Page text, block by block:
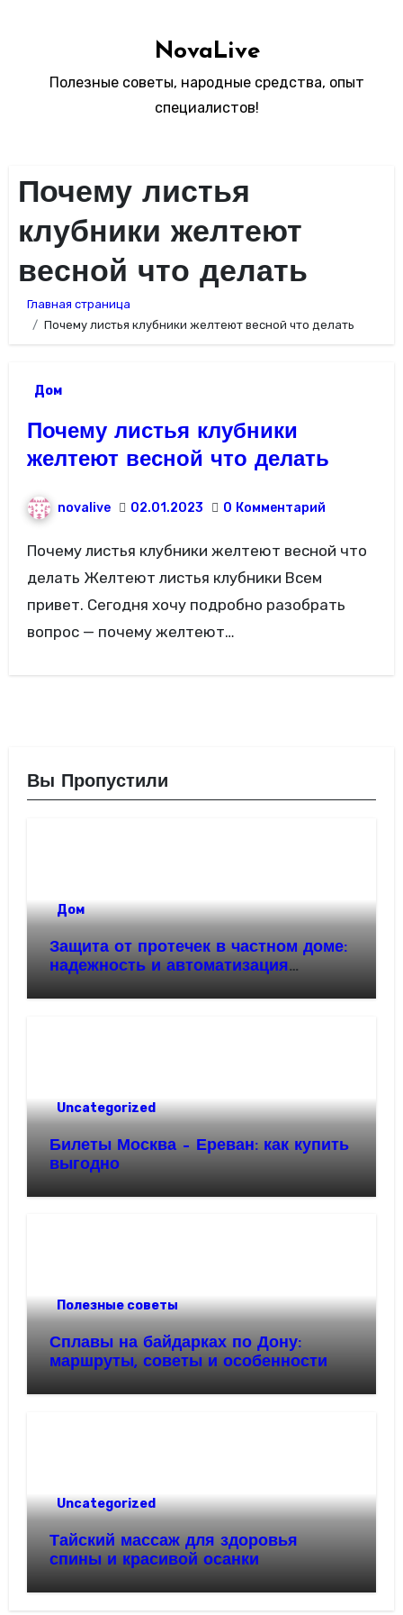
NovaLive
Полезные советы, народные средства, опыт
специалистов!
Почему листья
клубники желтеют
весной что делать
Главная страница
Почему листья клубники желтеют весной что делать
Дом
Почему листья клубники
желтеют весной что делать
novalive 02.01.2023 0 Комментарий
Почему листья клубники желтеют весной что
делать Желтеют листья клубники Всем
привет. Сегодня хочу подробно разобрать
вопрос — почему желтеют…
Вы Пропустили
Дом
Защита от протечек в частном доме:
надежность и автоматизация
Uncategorized
Билеты Москва – Ереван: как купить
выгодно
Полезные советы
Сплавы на байдарках по Дону:
маршруты, советы и особенности
Uncategorized
Тайский массаж для здоровья
спины и красивой осанки